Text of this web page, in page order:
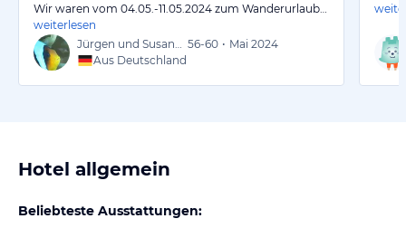
Wir waren vom 04.05.-11.05.2024 zum Wanderurlaub…
weiterlesen
56-60 • Mai 2024
Aus Deutschland
Hotel allgemein
Beliebteste Ausstattungen: